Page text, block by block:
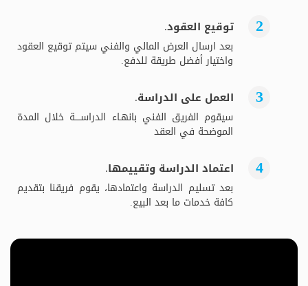
توقيع العقود.
بعد ارسال العرض المالي والفني سيتم توقيع العقود
واختيار أفضل طريقة للدفع.
العمل على الدراسة.
سيقوم الفريق الفني بانهـاء الدراســــة خلال المدة
الموضحة في العقد
اعتماد الدراسة وتقييمها.
بعد تسليم الدراسة واعتمادها، يقوم فريقنا بتقديم
كافة خدمات ما بعد البيع.